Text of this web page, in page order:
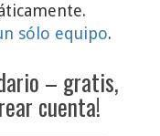
sólo equipo.
– gratis,
cuenta!